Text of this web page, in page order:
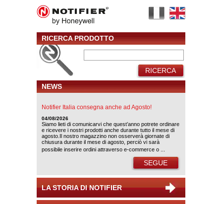
RICERCA PRODOTTO
RICERCA
NEWS
Notifier Italia consegna anche ad Agosto!
04/08/2026
Siamo lieti di comunicarvi che quest’anno potrete ordinare
e ricevere i nostri prodotti anche durante tutto il mese di
agosto.Il nostro magazzino non osserverà giornate di
chiusura durante il mese di agosto, perciò vi sarà
possibile inserire ordini attraverso e-commerce o ...
SEGUE
LA STORIA DI NOTIFIER